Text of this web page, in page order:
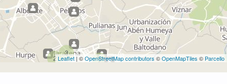
2
2
3
Leaflet| ©OpenStreetMap contributors ©OpenMapTiles © Parcello